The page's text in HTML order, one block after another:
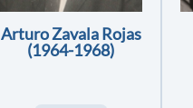
Arturo Zavala Rojas
(1964-1968)